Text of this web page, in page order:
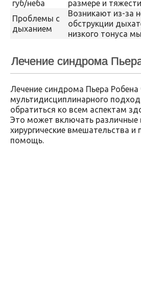
губ/неба
размере и
Проблемы с
дыханием
Возникают из-за
обструкции
низкого тонуса
Лечение синдрома
Лечение синдрома Пьера Робена
мультидисциплинарного
обратиться ко всем аспектам
Это может включать различные
хирургические вмешательства и
помощь.